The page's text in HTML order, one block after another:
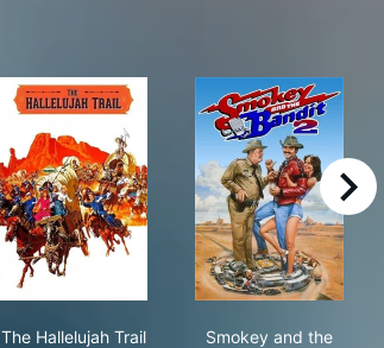
The Hallelujah Trail
Smokey and the
right